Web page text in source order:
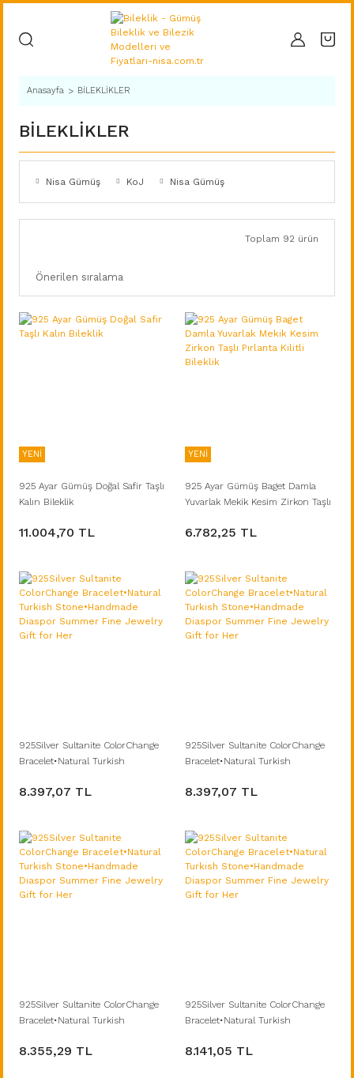
Anasayfa BİLEKLİKLER
BİLEKLİKLER
Nisa Gümüş KoJ Nisa Gümüş
Toplam 92 ürün
YENİ
925 Ayar Gümüş Doğal Safir Taşlı
Kalın Bileklik
11.004,70 TL
YENİ
925 Ayar Gümüş Baget Damla
Yuvarlak Mekik Kesim Zirkon Taşlı
6.782,25 TL
925Silver Sultanite ColorChange
Bracelet•Natural Turkish
Summer Fine Jewelry Gift for Her
8.397,07 TL
925Silver Sultanite ColorChange
Bracelet•Natural Turkish
Summer Fine Jewelry Gift for Her
8.397,07 TL
925Silver Sultanite ColorChange
Bracelet•Natural Turkish
Summer Fine Jewelry Gift for Her
8.355,29 TL
925Silver Sultanite ColorChange
Bracelet•Natural Turkish
Summer Fine Jewelry Gift for Her
8.141,05 TL